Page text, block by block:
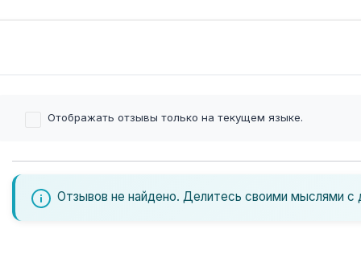
Отображать отзывы только на текущем языке.
Отзывов не найдено. Делитесь своими мыслями с